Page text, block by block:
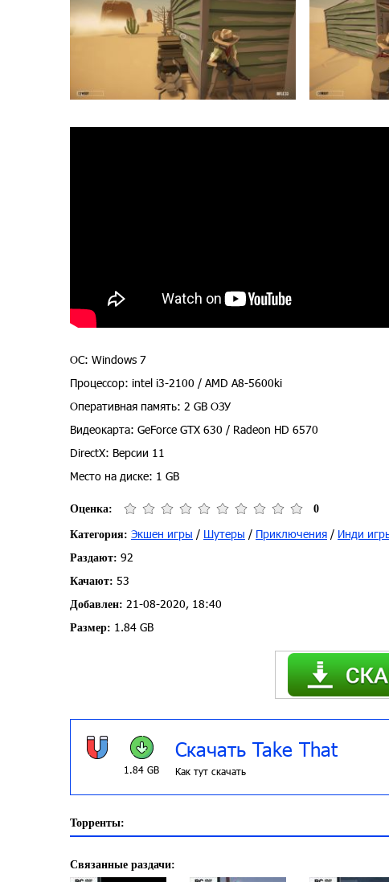
ОС: Windows 7
Процессор: intel i3-2100 / AMD A8-5600ki
Оперативная память: 2 GB ОЗУ
Видеокарта: GeForce GTX 630 / Radeon HD 6570
DirectX: Версии 11
Место на диске: 1 GB
Оценка: 0
Категория: Экшен игры / Шутеры / Приключения / Инди
Раздают: 92
Качают: 53
Добавлен: 21-08-2020, 18:40
Размер: 1.84 GB
1.84 GB
Скачать Take That
Как тут скачать
Торренты:
Связанные раздачи: